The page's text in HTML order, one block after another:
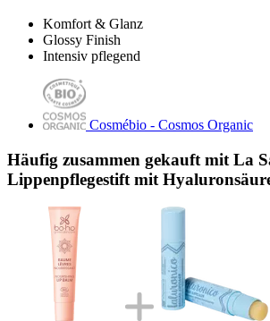
Komfort & Glanz
Glossy Finish
Intensiv pflegend
Cosmébio - Cosmos Organic
Häufig zusammen gekauft mit La
Lippenpflegestift mit